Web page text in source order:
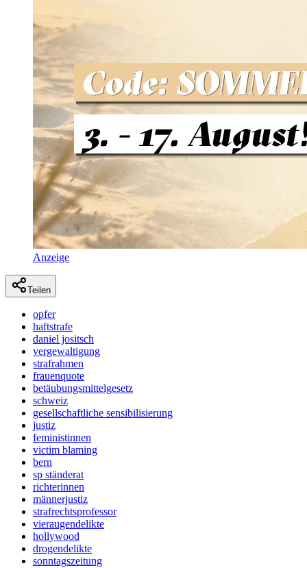
Anzeige
Teilen
opfer
haftstrafe
daniel jositsch
vergewaltigung
strafrahmen
frauenquote
betäubungsmittelgesetz
schweiz
gesellschaftliche sensibilisierung
justiz
feministinnen
victim blaming
bern
sp ständerat
richterinnen
männerjustiz
strafrechtsprofessor
vieraugendelikte
hollywood
drogendelikte
sonntagszeitung